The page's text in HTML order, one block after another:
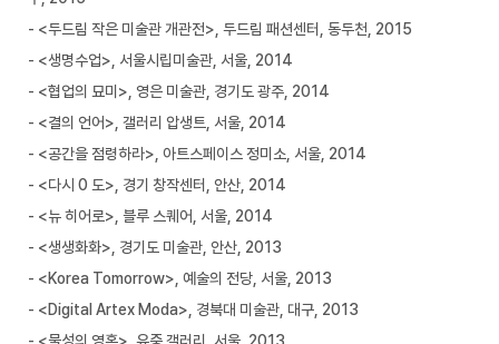
- <두드림 작은 미술관 개관전>, 두드림 패션센터, 동두천, 2015
- <생명수업>, 서울시립미술관, 서울, 2014
- <협업의 묘미>, 영은 미술관, 경기도 광주, 2014
- <결의 언어>, 갤러리 압생트, 서울, 2014
- <공간을 점령하라>, 아트스페이스 정미소, 서울, 2014
- <다시 0 도>, 경기 창작센터, 안산, 2014
- <뉴 히어로>, 블루 스퀘어, 서울, 2014
- <생생화화>, 경기도 미술관, 안산, 2013
- <Korea Tomorrow>, 예술의 전당, 서울, 2013
- <Digital Artex Moda>, 경북대 미술관, 대구, 2013